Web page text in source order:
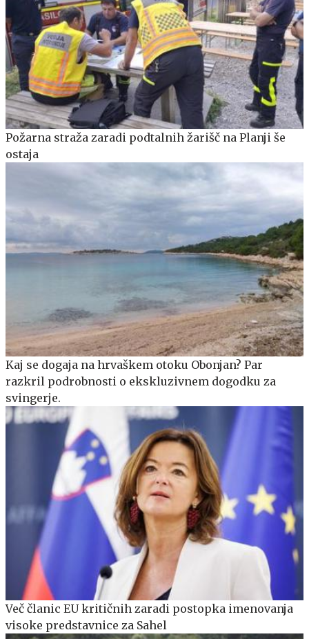
Požarna straža zaradi podtalnih žarišč na Planji še
ostaja
Kaj se dogaja na hrvaškem otoku Obonjan? Par
razkril podrobnosti o ekskluzivnem dogodku za
svingerje.
Več članic EU kritičnih zaradi postopka imenovanja
visoke predstavnice za Sahel